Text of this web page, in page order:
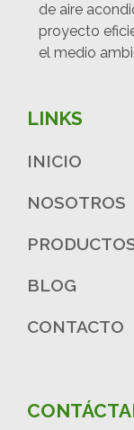
de aire
proyecto
el medio
LINKS
INICIO
NOSOTROS
BLOG
CONTACTO